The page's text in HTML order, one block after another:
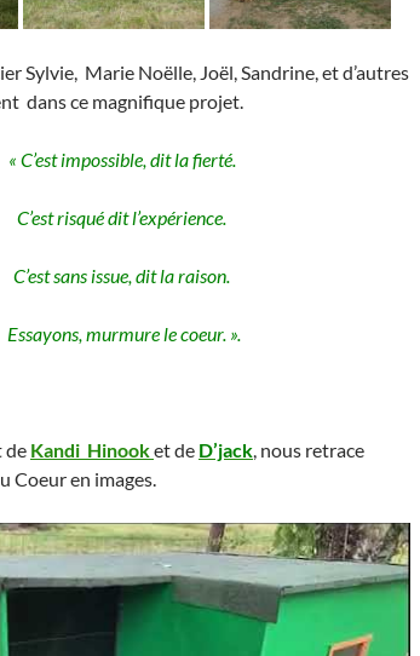
Sylvie, Marie Noëlle, Joël, Sandrine, et d’autres
dans ce magnifique projet.
« C’est impossible, dit la fierté.
C’est risqué dit l’expérience.
C’est sans issue, dit la raison.
Essayons, murmure le coeur. ».
de Kandi Hinooket de D’jack, nous retrace
Coeur en images.